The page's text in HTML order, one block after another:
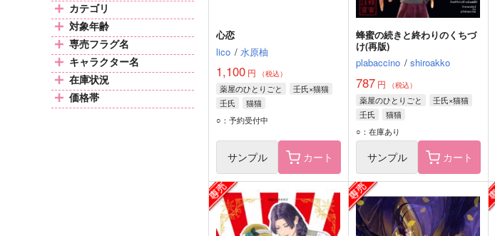
カテゴリ
対象年齢
専売フラグ名
キャラクター名
在庫状況
価格帯
心恋
lico / 水原柚
1,100 円 （税込）
薬屋のひとりごと
壬氏×猫猫
壬氏
猫猫
○：予約受付中
サンプル カート
蜂蜜の続きと終わりのくちづ
け(再版)
plabaccino / shiroakko
787円 （税込）
薬屋のひとりごと
壬氏×猫猫
壬氏
猫猫
○：在庫あり
サンプル カート